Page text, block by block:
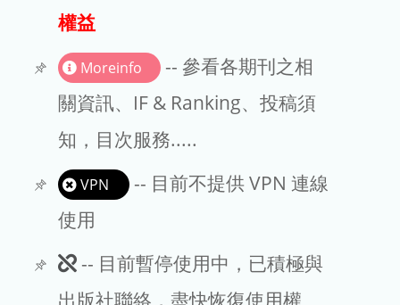
文章處理費
EndNote
權益
Moreinfo
-- 參看各期刊之相
關資訊、IF & Ranking、投稿須
知，目次服務.....
VPN
-- 目前不提供 VPN 連線
使用
此
期
-- 目前暫停使用中，已積極與
出版社聯絡，盡快恢復使用權